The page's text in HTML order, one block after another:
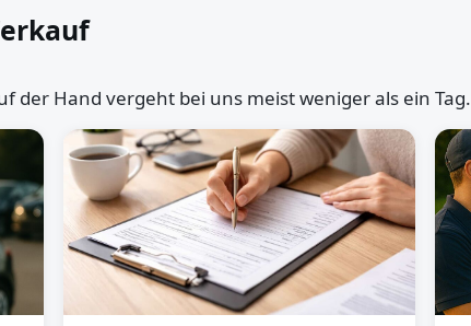
der Hand vergeht bei uns meist weniger als ein Tag.